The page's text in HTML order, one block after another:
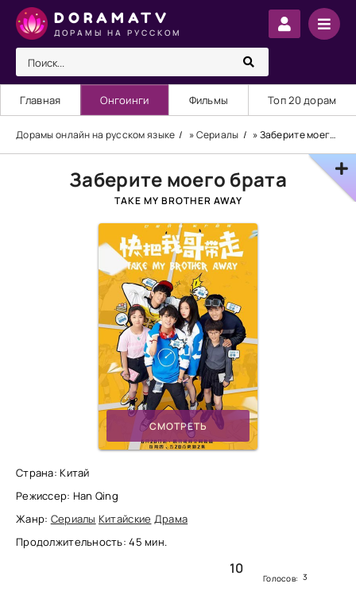
DORAMATV
ДОРАМЫ НА РУССКОМ
Главная Онгоинги Фильмы Топ 20 дорам
Дорамы онлайн на русском языке »Сериалы » Заберите моего брата
Заберите моего брата
TAKE MY BROTHER AWAY
СМОТРЕТЬ
Страна: Китай
Режиссер: Han Qing
Жанр: Сериалы Китайские Драма
Продолжительность: 45 мин.
10
Голосов: 3